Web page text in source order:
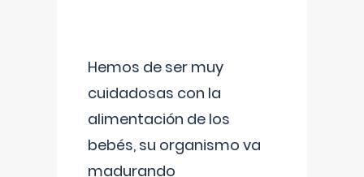
Hemos de ser muy
cuidadosas con la
alimentación de los
bebés, su organismo va
madurando